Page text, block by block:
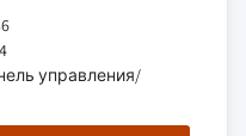
управления/